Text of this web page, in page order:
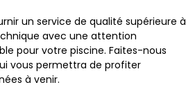
un service de qualité supérieure à
avec une attention
pour votre piscine. Faites-nous
vous permettra de profiter
à venir.